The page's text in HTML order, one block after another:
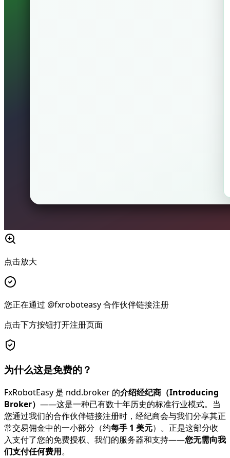
点击放大
您正在通过 @fxroboteasy 合作伙伴链接注册
点击下方按钮打开注册页面
为什么这是免费的？
FxRobotEasy 是 ndd.broker 的介绍经纪商（Introducing
Broker） ——这是一种已有数十年历史的标准行业模式。当
您通过我们的合作伙伴链接注册时，经纪商会与我们分享其正
常交易佣金中的一小部分（约每手 1 美元）。正是这部分收
入支付了您的免费授权、我们的服务器和支持——您无需向我
们支付任何费用。